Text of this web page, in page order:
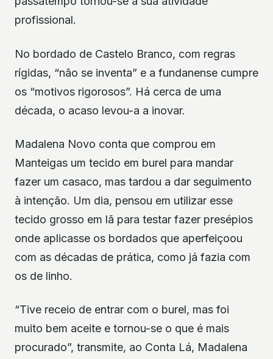
profissional.
No bordado de Castelo Branco, com regras
rígidas, “não se inventa” e a fundanense cumpre
os “motivos rigorosos”. Há cerca de uma
década, o acaso levou-a a inovar.
Madalena Novo conta que comprou em
Manteigas um tecido em burel para mandar
fazer um casaco, mas tardou a dar seguimento
à intenção. Um dia, pensou em utilizar esse
tecido grosso em lã para testar fazer presépios
onde aplicasse os bordados que aperfeiçoou
com as décadas de prática, como já fazia com
os de linho.
“Tive receio de entrar com o burel, mas foi
muito bem aceite e tornou-se o que é mais
procurado”, transmite, ao Conta Lá, Madalena